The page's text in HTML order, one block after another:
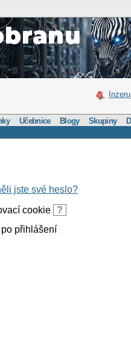
Učebnice Blogy Skupiny
jste své heslo?
cookie
?
přihlášení